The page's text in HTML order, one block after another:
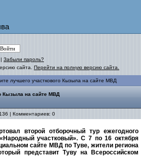
| Забыли пароль?
сайта. Перейти на полную версию сайта.
лучшего участкового Кызыла на сайте МВД
Кызыла на сайте МВД
| Комментариев: 0
второй отборочный тур ежегодного
«Народный участковый». С 7 по 16 октября
сайте МВД по Туве, жители региона
представит Туву на Всероссийском